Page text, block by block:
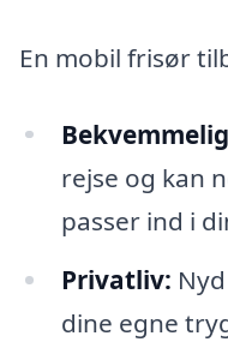
En mobil frisør
rejse og kan
passer ind i
Privatliv:
dine egne